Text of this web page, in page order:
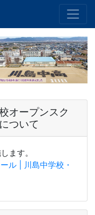
オープンスク
ついて
ます。
ル | 川島中学校・